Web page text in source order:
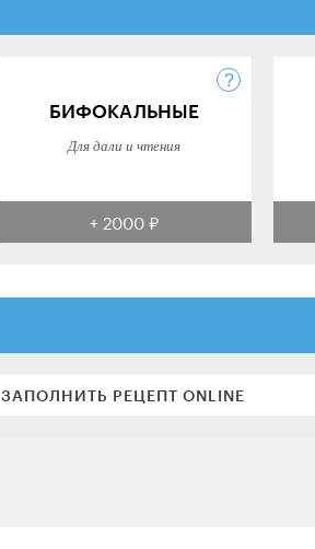
БИФОКАЛЬНЫЕ
Для дали и чтения
+ 2000 ₽
ЗАПОЛНИТЬ РЕЦЕПТ ONLINE